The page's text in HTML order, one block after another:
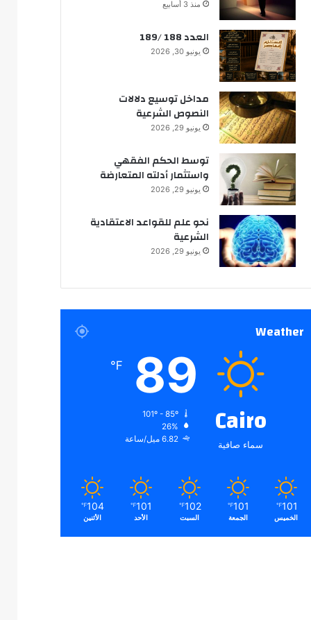
مقصد اعتبار العقل نموذجا
تجديد الفكر الاجتهادي
الحق في محاكمة عادلة
منذ 3 أسابيع
العدد 188 /189
يونيو 30, 2026
مداخل توسيع دلالات
النصوص الشرعية
يونيو 29, 2026
توسط الحكم الفقهي
واستثمار أدلته المتعارضة
يونيو 29, 2026
نحو علم للقواعد الاعتقادية
الشرعية
يونيو 29, 2026
Weather
Cairo
سماء صافية
89
℉
26%
6.82 ميل/ساعة
101
℉
الخميس
101
℉
الجمعة
102
℉
السبت
101
℉
الأحد
104
℉
الأثنين